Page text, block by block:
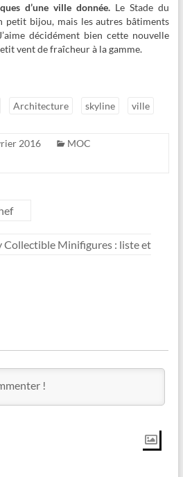
d’une ville donnée. Le Stade du
petit bijou, mais les autres bâtiments
décidément bien cette nouvelle
vent de fraîcheur à la gamme.
Architecture skyline ville
2016
MOC
Collectible Minifigures : liste et